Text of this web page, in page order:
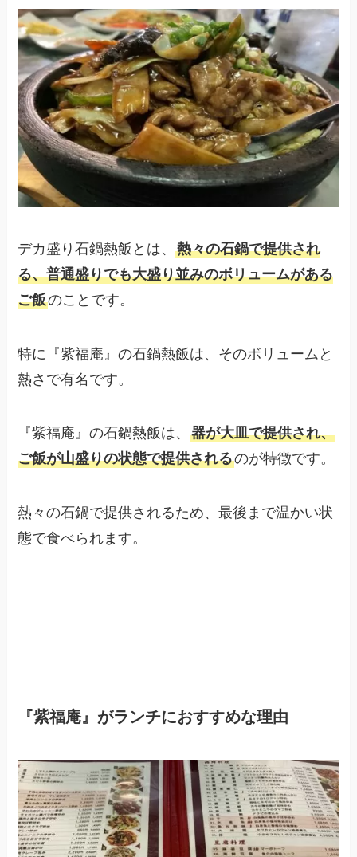
デカ盛り石鍋熱飯とは、熱々の石鍋で提供され
る、普通盛りでも大盛り並みのボリュームがある
ご飯のことです。
特に『紫福庵』の石鍋熱飯は、そのボリュームと
熱さで有名です。
『紫福庵』の石鍋熱飯は、器が大皿で提供され、
ご飯が山盛りの状態で提供されるのが特徴です。
熱々の石鍋で提供されるため、最後まで温かい状
態で食べられます。
『紫福庵』がランチにおすすめな理由